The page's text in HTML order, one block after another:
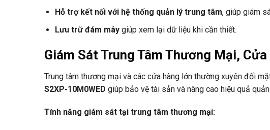
Hỗ trợ kết nối với hệ thống quản lý trung tâm, giúp giám
Lưu trữ đám mâygiúp xem lại dữ liệu khi cần thiết.
Giám Sát Trung Tâm Thương Mại,
Trung tâm thương mại và các cửa hàng lớn thường xuyên đối
S2XP-10M0WED giúp bảo vệ tài sản và nâng cao hiệu quả quản
Tính năng giám sát tại trung tâm thương mại: